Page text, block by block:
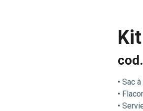
• Sac
•
•